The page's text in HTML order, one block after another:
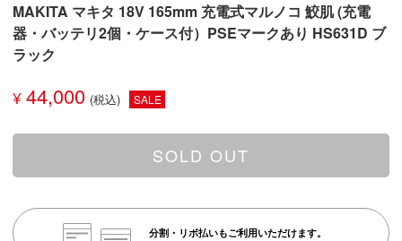
MAKITA マキタ 18V 165mm 充電式マルノコ 鮫肌 (充電
器・バッテリ2個・ケース付）PSEマークあり HS631D ブ
ラック
¥ 44,000 SALE
SOLD OUT
分割・リボ払いもご利用いただけます。